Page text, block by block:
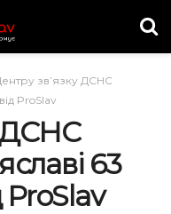
зв’язку ДСНС
ProSlav
ДСНС
63
ProSlav